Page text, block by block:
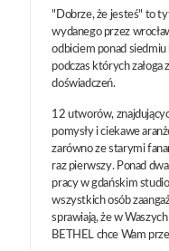
"Dobrze, że jesteś" to
wydanego przez
odbiciem ponad
podczas których załoga
doświadczeń.
12 utworów,
pomysły i ciekawe
zarówno ze starymi
raz pierwszy. Ponad
pracy w gdańskim
wszystkich osób
sprawiają, że w
BETHEL chce Wam